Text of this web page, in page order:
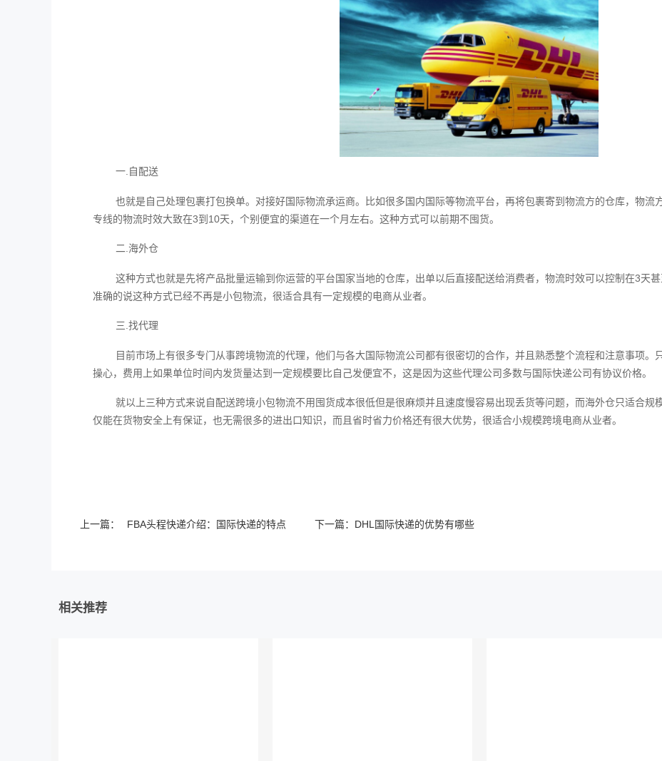
一.自配送
也就是自己处理包裹打包换单。对接好国际物流承运商。比如很多国内国际等物流平台，再将包裹寄到物流方的仓库，物流
专线的物流时效大致在3到10天，个别便宜的渠道在一个月左右。这种方式可以前期不囤货。
二.海外仓
这种方式也就是先将产品批量运输到你运营的平台国家当地的仓库，出单以后直接配送给消费者，物流时效可以控制在3天
准确的说这种方式已经不再是小包物流，很适合具有一定规模的电商从业者。
三.找代理
目前市场上有很多专门从事跨境物流的代理，他们与各大国际物流公司都有很密切的合作，并且熟悉整个流程和注意事项。
操心，费用上如果单位时间内发货量达到一定规模要比自己发便宜不，这是因为这些代理公司多数与国际快递公司有协议价格。
就以上三种方式来说自配送跨境小包物流‍不用囤货成本很低但是很麻烦并且速度慢容易出现丢货等问题，而海外仓只适合规
仅能在货物安全上有保证，也无需很多的进出口知识，而且省时省力价格还有很大优势，很适合小规模跨境电商从业者。
上一篇： FBA头程快递介绍：国际快递的特点 下一篇： DHL国际快递的优势有哪些
相关推荐